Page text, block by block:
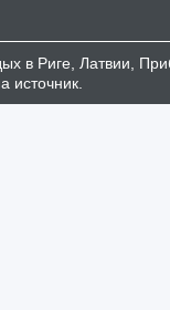
в Риге, Латвии,
источник.